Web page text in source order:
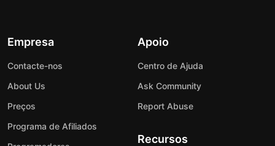
Empresa
Contacte-nos
About Us
Preços
Programa de Afiliados
Apoio
Centro de Ajuda
Ask Community
Report Abuse
Recursos